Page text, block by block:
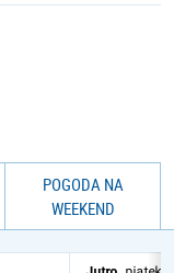
POGODA NA
WEEKEND